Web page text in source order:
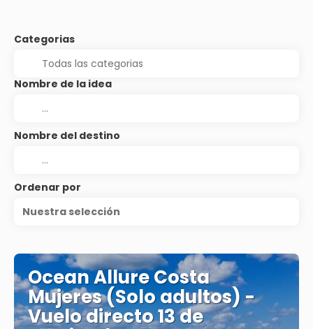
Categorias
Nombre de la idea
Nombre del destino
Ordenar por
Nuestra selección
Ocean Allure Costa
Mujeres (Solo adultos) -
Vuelo directo 13 de